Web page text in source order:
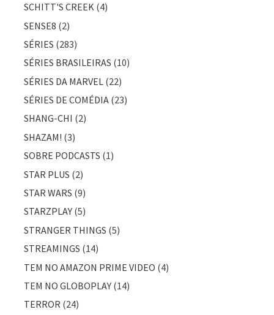
SCHITT'S CREEK (4)
SENSE8 (2)
SÉRIES (283)
SÉRIES BRASILEIRAS (10)
SÉRIES DA MARVEL (22)
SÉRIES DE COMÉDIA (23)
SHANG-CHI (2)
SHAZAM! (3)
SOBRE PODCASTS (1)
STAR PLUS (2)
STAR WARS (9)
STARZPLAY (5)
STRANGER THINGS (5)
STREAMINGS (14)
TEM NO AMAZON PRIME VIDEO (4)
TEM NO GLOBOPLAY (14)
TERROR (24)